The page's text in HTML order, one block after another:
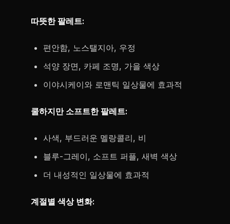
따뜻한 팔레트:
편안함, 노스탤지아, 우정
석양 장면, 카페 조명, 가을 색상
이야시케이와 로맨틱 일상물에 효과적
쿨하지만 소프트한 팔레트:
사색, 부드러운 멜랑콜리, 비
블루-그레이, 소프트 퍼플, 새벽 색상
더 내성적인 일상물에 효과적
계절별 색상 변화: